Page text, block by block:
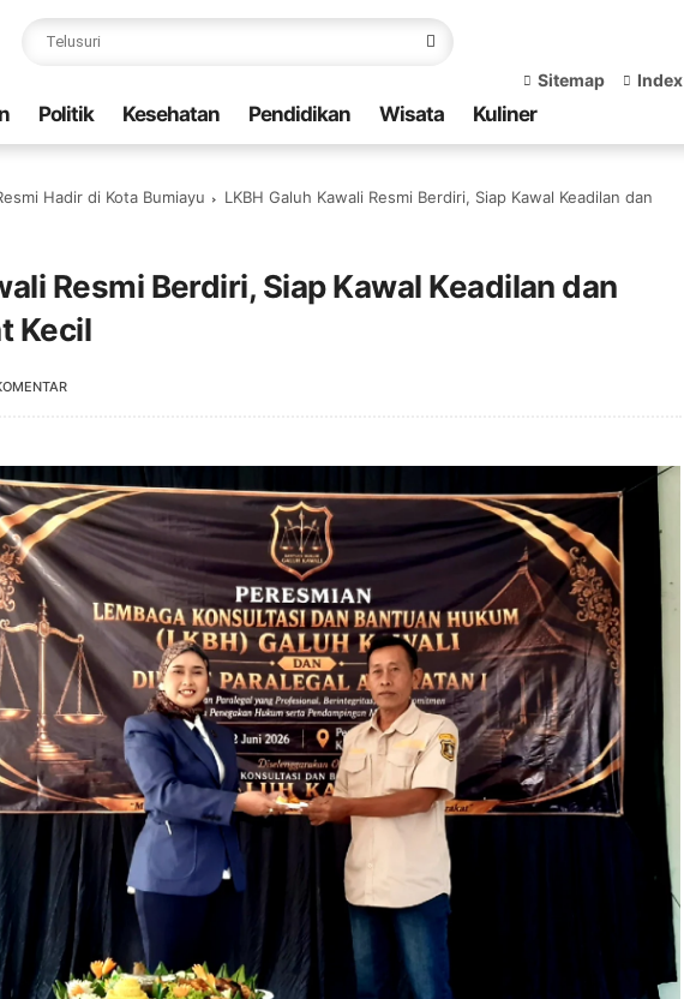
Sitemap Index
Politik Kesehatan Pendidikan Wisata Kuliner
Hadir di Kota Bumiayu
LKBH Galuh Kawali Resmi Berdiri, Siap Kawal Keadilan dan
Resmi Berdiri, Siap Kawal Keadilan dan
Kecil